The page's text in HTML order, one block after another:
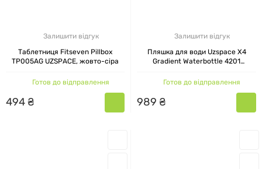
Залишити відгук
Таблетниця Fitseven Pillbox
TP005AG UZSPACE, жовто-сіра
Готов до відправлення
494₴
Залишити відгук
Пляшка для води Uzspace X4
Gradient Waterbottle 4201
мл
Готов до відправлення
989 ₴